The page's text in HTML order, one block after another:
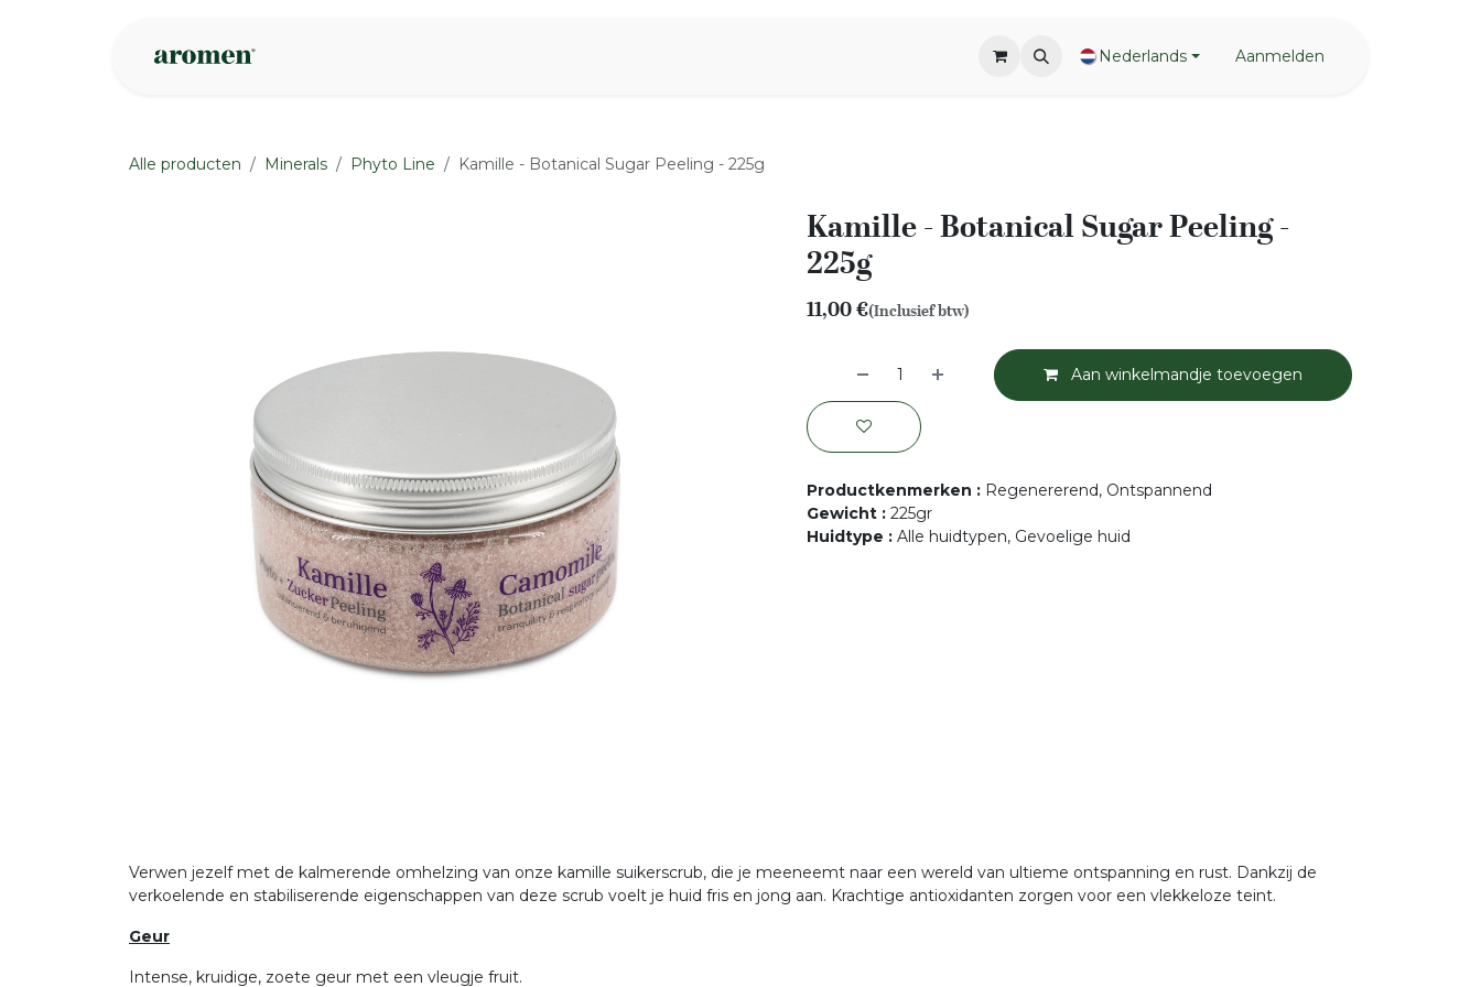
Nederlands Aanmelden
Alle producten Minerals Phyto Line Kamille - Botanical Sugar Peeling - 225g
Kamille - Botanical Sugar Peeling -
225g
11,00€(Inclusief btw)
Aan winkelmandje toevoegen
Productkenmerken : Regenererend, Ontspannend
Gewicht : 225gr
Huidtype : Alle huidtypen, Gevoelige huid
Verwen jezelf met de kalmerende omhelzing van onze kamille suikerscrub, die je meeneemt naar een wereld van ultieme ontspanning en rust. Dankzij de
verkoelende en stabiliserende eigenschappen van deze scrub voelt je huid fris en jong aan. Krachtige antioxidanten zorgen voor een vlekkeloze teint.
Geur
Intense, kruidige, zoete geur met een vleugje fruit.